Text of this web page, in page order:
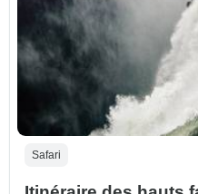
Safari